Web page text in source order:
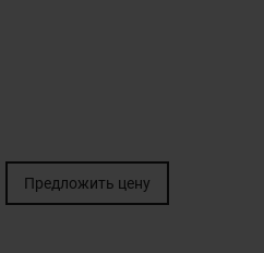
Предложить цену